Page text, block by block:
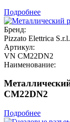
Подробнее
Бренд:
Pizzato Elettrica S.r.l.
Артикул:
VN CM22DN2
Наименование:
CM22DN2
Подробнее